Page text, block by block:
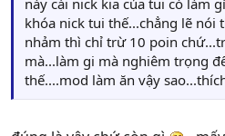
khóa nick tui thế...chẳng lẽ nói
nhảm thì chỉ trừ 10 poin
mà...làm gi mà nghiêm trọng
thế....mod làm ăn vậy